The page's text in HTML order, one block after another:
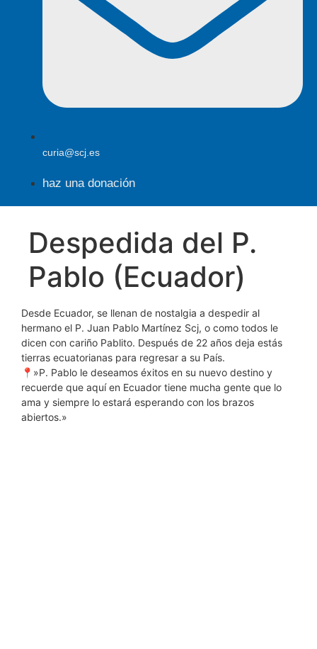
curia@scj.es
haz una donación
Despedida del P.
Pablo (Ecuador)
Desde Ecuador, se llenan de nostalgia a despedir al
hermano el P. Juan Pablo Martínez Scj, o como todos le
dicen con cariño Pablito. Después de 22 años deja estás
tierras ecuatorianas para regresar a su País.
📍»P. Pablo le deseamos éxitos en su nuevo destino y
recuerde que aquí en Ecuador tiene mucha gente que lo
ama y siempre lo estará esperando con los brazos
abiertos.»